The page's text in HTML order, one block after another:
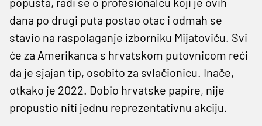
dana po drugi puta postao otac i odmah se
stavio na raspolaganje izborniku Mijatoviću. Svi
će za Amerikanca s hrvatskom putovnicom reći
da je sjajan tip, osobito za svlačionicu. Inače,
otkako je 2022. Dobio hrvatske papire, nije
propustio niti jednu reprezentativnu akciju.